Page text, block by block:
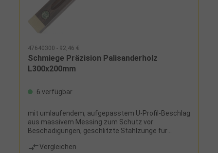
47640300 - 92,46 €
Schmiege Präzision Palisanderholz
L300x200mm
6 verfügbar
mit umlaufendem, aufgepasstem U-Profil-Beschlag
aus massivem Messing zum Schutz vor
Beschädigungen, geschlitzte Stahlzunge für
Schenkel mit handlicher Griffmulde
Vergleichen